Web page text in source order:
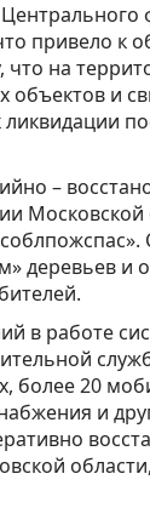
привело к
что на
объектов и
–
Московской
деревьев и
в работе
более 20
и
области,